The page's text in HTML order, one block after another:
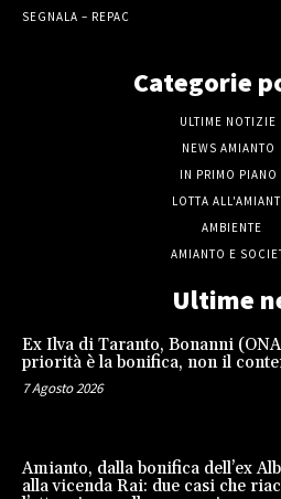
SEGNALA – REPAC
Categorie
ULTIME NOTIZIE
NEWS AMIANTO
IN PRIMO PIANO
LOTTA
AMBIENTE
AMIANTO E
Ultime
Ex Ilva di Taranto, Bonanni
priorità è la bonifica, non il
7 Agosto 2026
Amianto, dalla bonifica dell’ex
alla vicenda Rai: due casi che